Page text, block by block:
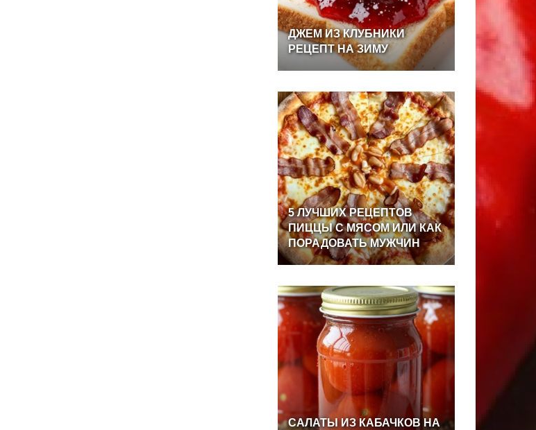
ДЖЕМИЗКЛУБНИКИ
РЕЦЕПТНАЗИМУ
5ЛУЧШИХРЕЦЕПТОВ
ПИЦЦЫСМЯСОМИЛИКАК
ПОРАДОВАТЬМУЖЧИН
САЛАТЫИЗКАБАЧКОВ НА